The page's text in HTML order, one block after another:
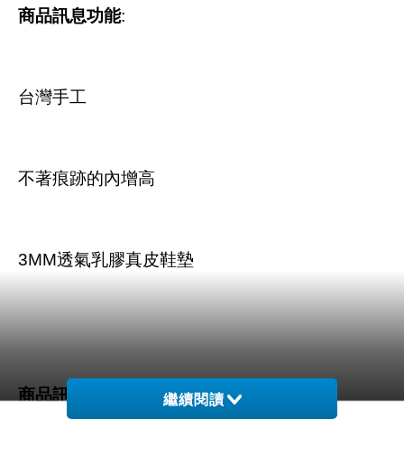
商品訊息功能:
台灣手工
不著痕跡的內增高
3MM透氣乳膠真皮鞋墊
商品訊息描述 繼續閱讀